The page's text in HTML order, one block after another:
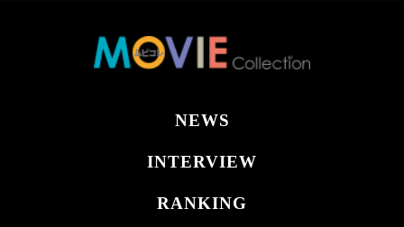
NEWS
INTERVIEW
RANKING